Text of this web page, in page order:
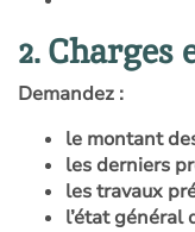
2. Charges
Demandez :
le montant
les derniers
les travaux
l’état général